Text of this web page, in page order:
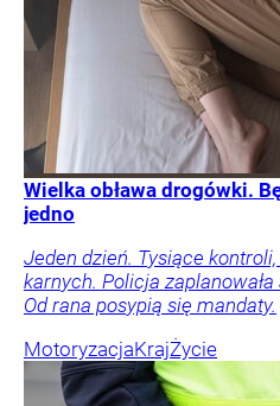
Wielka obława drogówki.
jedno
Jeden dzień. Tysiące
karnych. Policja
Od rana posypią się mandaty.
MotoryzacjaKrajŻycie